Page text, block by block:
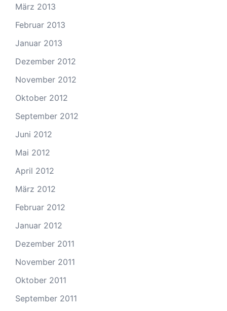
März 2013
Februar 2013
Januar 2013
Dezember 2012
November 2012
Oktober 2012
September 2012
Juni 2012
Mai 2012
April 2012
März 2012
Februar 2012
Januar 2012
Dezember 2011
November 2011
Oktober 2011
September 2011